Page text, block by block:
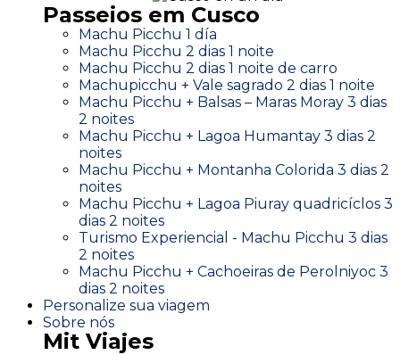
Passeios em Cusco
Machu Picchu 1 día
Machu Picchu 2 dias 1 noite
Machu Picchu 2 dias 1 noite de carro
Machupicchu + Vale sagrado 2 dias 1 noite
Machu Picchu + Balsas – Maras Moray 3 dias
2 noites
Machu Picchu + Lagoa Humantay 3 dias 2
noites
Machu Picchu + Montanha Colorida 3 dias 2
noites
Machu Picchu + Lagoa Piuray quadricíclos 3
dias 2 noites
Turismo Experiencial - Machu Picchu 3 dias
2 noites
Machu Picchu + Cachoeiras de Perolniyoc 3
dias 2 noites
Personalize sua viagem
Sobre nós
Mit Viajes